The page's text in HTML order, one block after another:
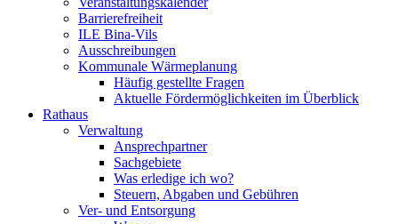
Barrierefreiheit
ILE Bina-Vils
Ausschreibungen
Kommunale Wärmeplanung
Häufig gestellte Fragen
Aktuelle Fördermöglichkeiten im Überblick
Rathaus
Verwaltung
Ansprechpartner
Sachgebiete
Was erledige ich wo?
Steuern, Abgaben und Gebühren
Ver- und Entsorgung